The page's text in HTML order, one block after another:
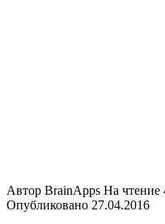
Автор BrainApps На чтение
Опубликовано 27.04.2016